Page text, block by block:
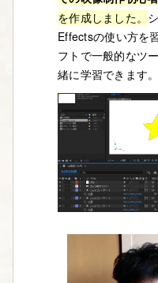
を作成しました。
Effectsの使い方を
フトで一般的なツ
緒に学習できます。